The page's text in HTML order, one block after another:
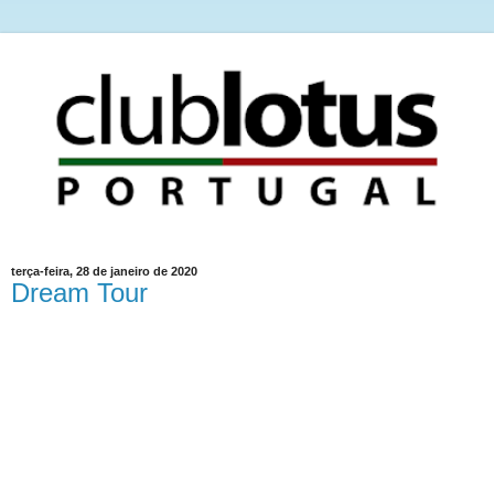
terça-feira, 28 de janeiro de 2020
Dream Tour